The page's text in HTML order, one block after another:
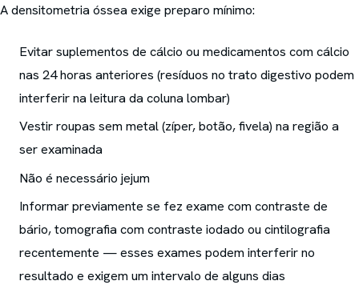
A densitometria óssea exige preparo mínimo:
Evitar suplementos de cálcio ou medicamentos com cálcio
nas 24 horas anteriores (resíduos no trato digestivo podem
interferir na leitura da coluna lombar)
Vestir roupas sem metal (zíper, botão, fivela) na região a
ser examinada
Não é necessário jejum
Informar previamente se fez exame com contraste de
bário, tomografia com contraste iodado ou cintilografia
recentemente — esses exames podem interferir no
resultado e exigem um intervalo de alguns dias